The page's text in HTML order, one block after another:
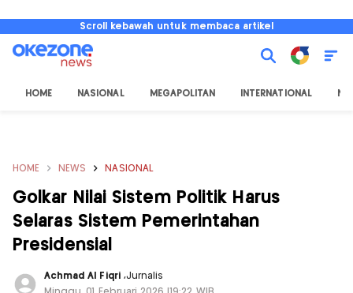
Scroll kebawah untuk membaca artikel
HOME NASIONAL MEGAPOLITAN INTERNATIONAL
HOME NEWS NASIONAL
Golkar Nilai Sistem Politik Harus
Selaras Sistem Pemerintahan
Presidensial
Achmad Al Fiqri ,Jurnalis